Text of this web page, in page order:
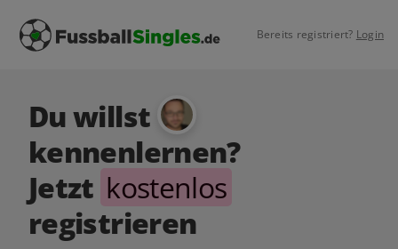
Bereits registriert? Login
Du willst
kennenlernen?
Jetzt kostenlos
registrieren